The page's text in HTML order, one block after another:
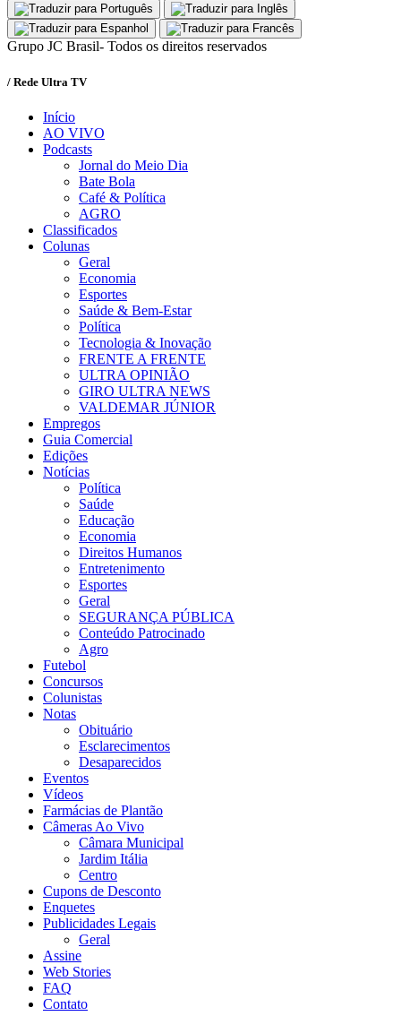
Grupo JC Brasil- Todos os direitos reservados
/ Rede Ultra TV
Início
AO VIVO
Podcasts
Jornal do Meio Dia
Bate Bola
Café & Política
AGRO
Classificados
Colunas
Geral
Economia
Esportes
Saúde & Bem-Estar
Política
Tecnologia & Inovação
FRENTE A FRENTE
ULTRA OPINIÃO
GIRO ULTRA NEWS
VALDEMAR JÚNIOR
Empregos
Guia Comercial
Edições
Notícias
Política
Saúde
Educação
Economia
Direitos Humanos
Entretenimento
Esportes
Geral
SEGURANÇA PÚBLICA
Conteúdo Patrocinado
Agro
Futebol
Concursos
Colunistas
Notas
Obituário
Esclarecimentos
Desaparecidos
Eventos
Vídeos
Farmácias de Plantão
Câmeras Ao Vivo
Câmara Municipal
Jardim Itália
Centro
Cupons de Desconto
Enquetes
Publicidades Legais
Geral
Assine
Web Stories
FAQ
Contato